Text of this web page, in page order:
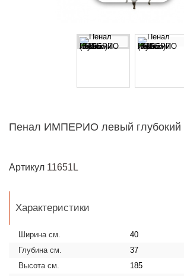
Пенал ИМПЕРИО левый глубокий
Артикул 11651L
Характеристики
Ширина см.
40
Глубина см.
37
Высота см.
185